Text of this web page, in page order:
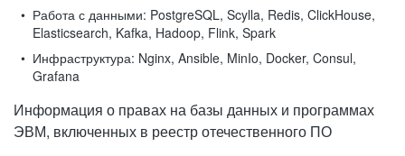
Работа с данными: PostgreSQL, Scylla, Redis, ClickHouse,
Elasticsearch, Kafka, Hadoop, Flink, Spark
Инфраструктура: Nginx, Ansible, MinIo, Docker, Consul,
Grafana
Информация о правах на базы данных и программах
ЭВМ, включенных в реестр отечественного ПО